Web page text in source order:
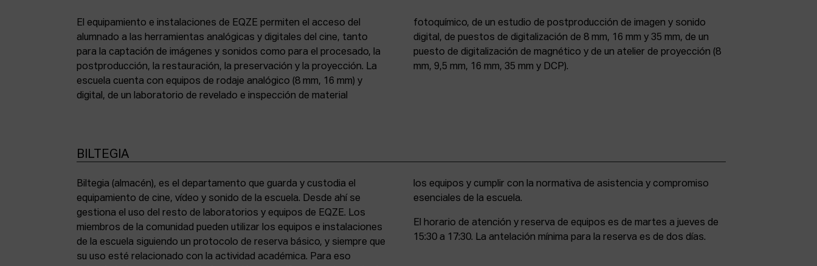
El equipamiento e instalaciones de EQZE permiten el acceso del
alumnado a las herramientas analógicas y digitales del cine, tanto
para la captación de imágenes y sonidos como para el procesado, la
postproducción, la restauración, la preservación y la proyección. La
escuela cuenta con equipos de rodaje analógico (8 mm, 16 mm) y
digital, de un laboratorio de revelado e inspección de material
fotoquímico, de un estudio de postproducción de imagen y sonido
digital, de puestos de digitalización de 8 mm, 16 mm y 35 mm, de un
puesto de digitalización de magnético y de un atelier de proyección (8
mm, 9,5 mm, 16 mm, 35 mm y DCP).
BILTEGIA
Biltegia (almacén), es el departamento que guarda y custodia el
equipamiento de cine, vídeo y sonido de la escuela. Desde ahí se
gestiona el uso del resto de laboratorios y equipos de EQZE. Los
miembros de la comunidad pueden utilizar los equipos e instalaciones
de la escuela siguiendo un protocolo de reserva básico, y siempre que
su uso esté relacionado con la actividad académica. Para eso
los equipos y cumplir con la normativa de asistencia y compromiso
esenciales de la escuela.
El horario de atención y reserva de equipos es de martes a jueves de
15:30 a 17:30. La antelación mínima para la reserva es de dos días.